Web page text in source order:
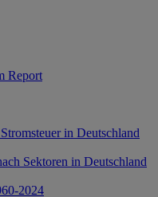
Report
in Deutschland
Sektoren in Deutschland
2024